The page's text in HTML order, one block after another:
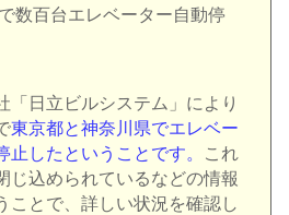
「日立ビルシステム」により
東京都と神奈川県でエレベー
止したということです。
これ
じ込められているなどの情報
ことで、詳しい状況を確認し